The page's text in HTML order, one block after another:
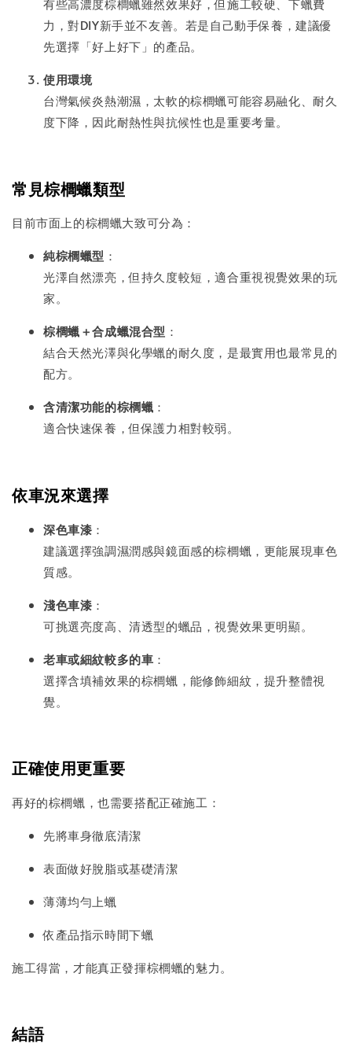
有些高濃度棕櫚蠟雖然效果好，但施工較硬、下蠟費
力，對DIY新手並不友善。若是自己動手保養，建議優
先選擇「好上好下」的產品。
使用環境
台灣氣候炎熱潮濕，太軟的棕櫚蠟可能容易融化、耐久
度下降，因此耐熱性與抗候性也是重要考量。
常見棕櫚蠟類型
目前市面上的棕櫚蠟大致可分為：
純棕櫚蠟型 ：
光澤自然漂亮，但持久度較短，適合重視視覺效果的玩
家。
棕櫚蠟＋合成蠟混合型 ：
結合天然光澤與化學蠟的耐久度，是最實用也最常見的
配方。
含清潔功能的棕櫚蠟 ：
適合快速保養，但保護力相對較弱。
依車況來選擇
深色車漆 ：
建議選擇強調濕潤感與鏡面感的棕櫚蠟，更能展現車色
質感。
淺色車漆 ：
可挑選亮度高、清透型的蠟品，視覺效果更明顯。
老車或細紋較多的車 ：
選擇含填補效果的棕櫚蠟，能修飾細紋，提升整體視
覺。
正確使用更重要
再好的棕櫚蠟，也需要搭配正確施工：
先將車身徹底清潔
表面做好脫脂或基礎清潔
薄薄均勻上蠟
依產品指示時間下蠟
施工得當，才能真正發揮棕櫚蠟的魅力。
結語